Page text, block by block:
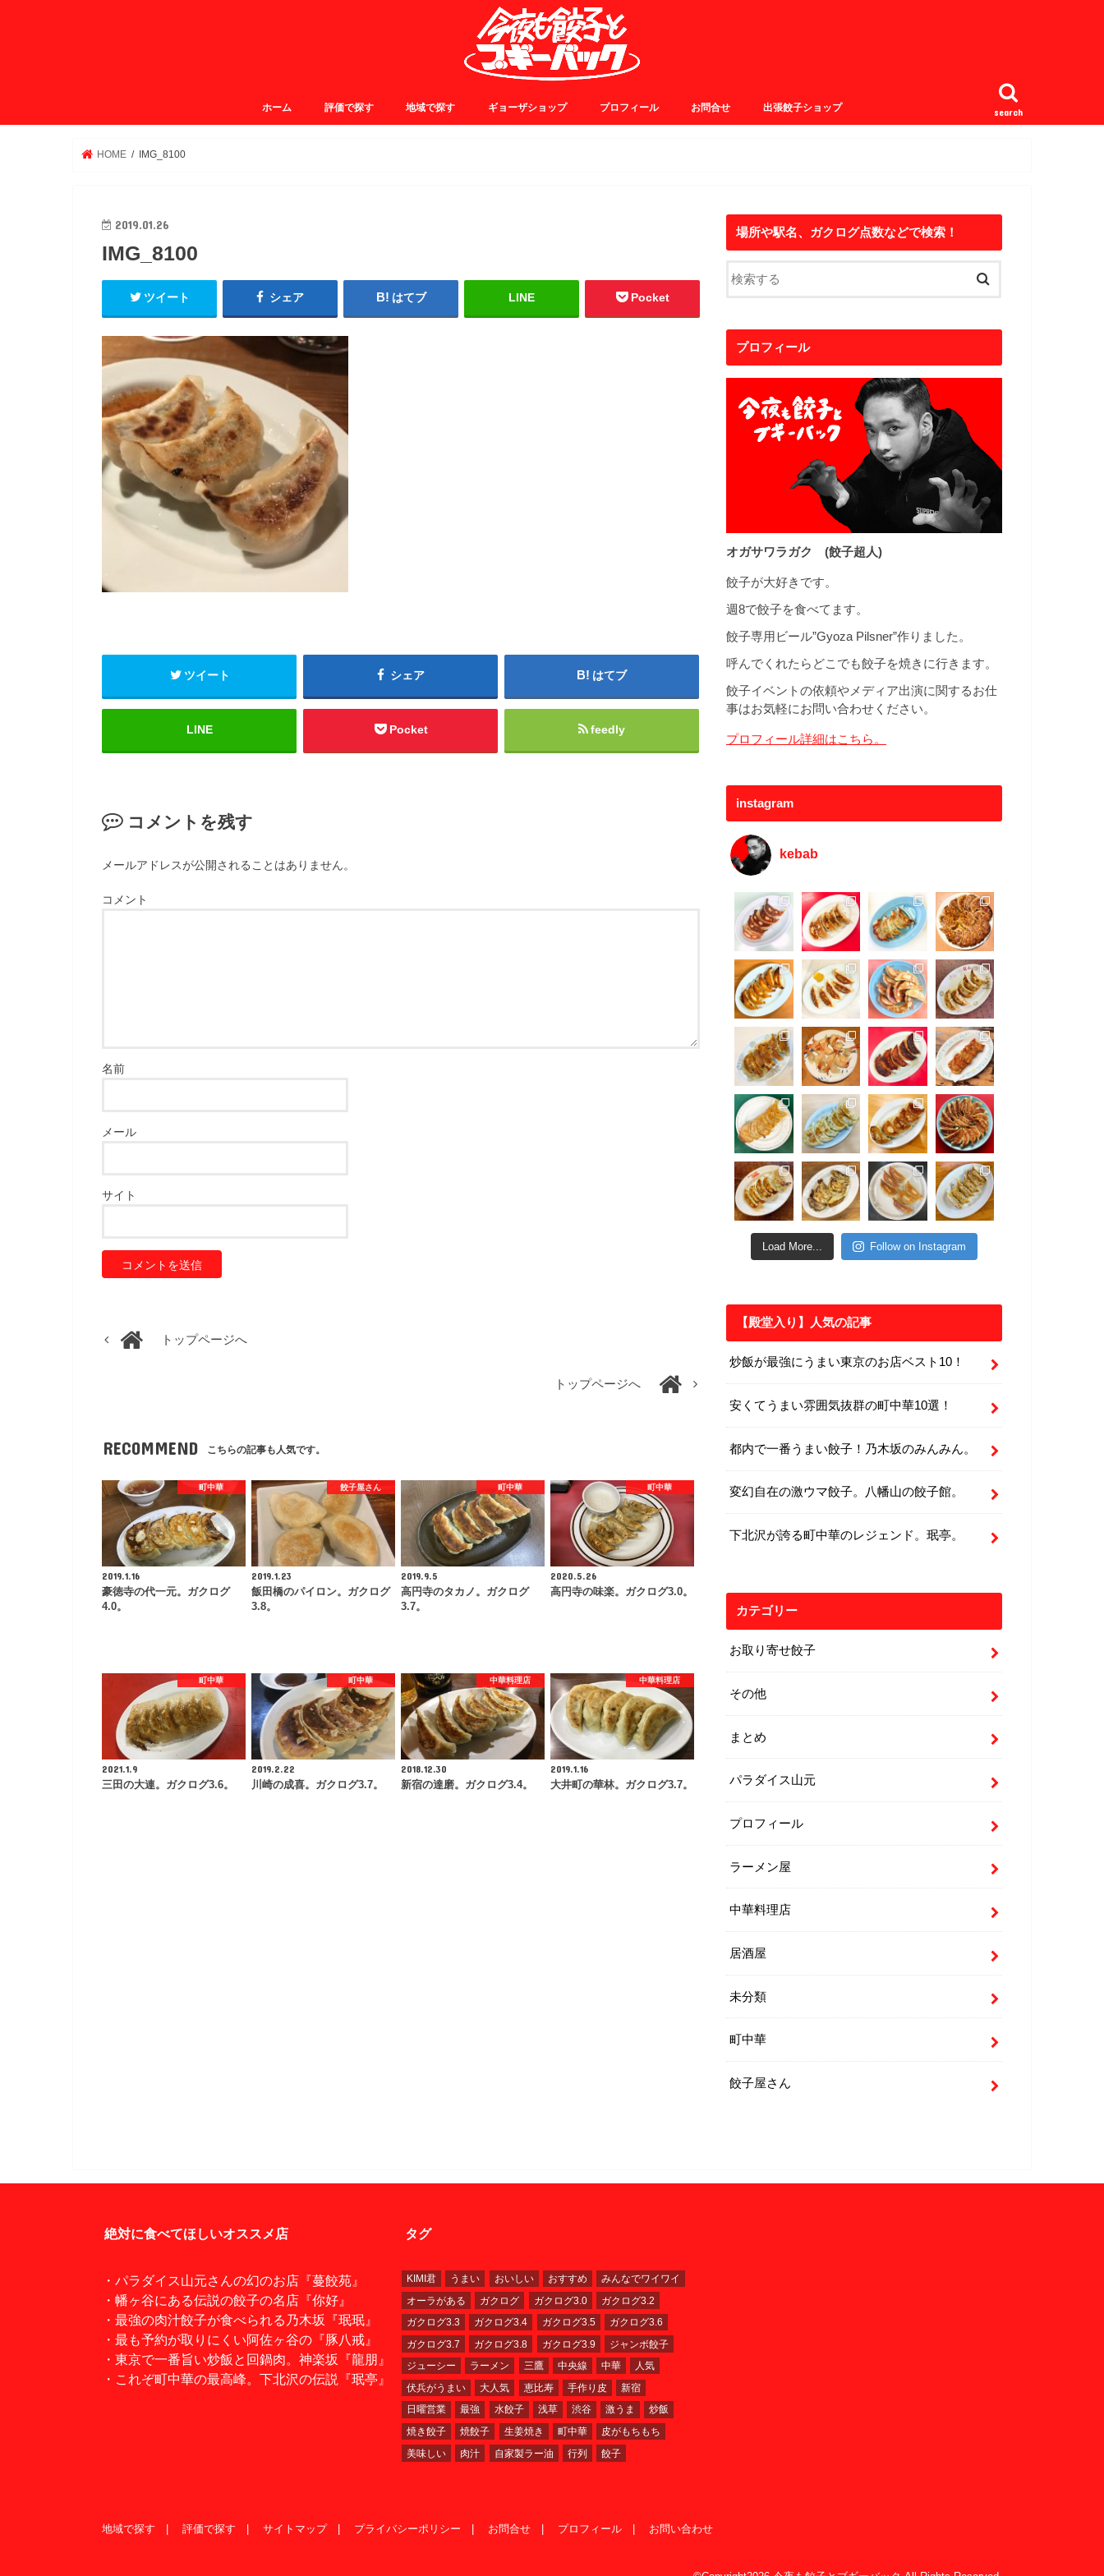
search
ホーム 評価で探す 地域で探す ギョーザショップ プロフィール お問合せ 出張餃子ショップ
HOME IMG_8100
2019.01.26
IMG_8100
ツイート シェア はてブ LINE Pocket
ツイート シェア はてブ
LINE Pocket feedly
コメントを残す
メールアドレスが公開されることはありません。
コメント
名前
メール
サイト
トップページへ
トップページへ
RECOMMEND こちらの記事も人気です。
町中華
2019.1.16
豪徳寺の代一元。ガクログ
4.0。
餃子屋さん
2019.1.23
飯田橋のパイロン。ガクログ
3.8。
町中華
2019.9.5
高円寺のタカノ。ガクログ
3.7。
町中華
2020.5.26
高円寺の味楽。ガクログ3.0。
町中華
2021.1.9
三田の大連。ガクログ3.6。
町中華
2019.2.22
川崎の成喜。ガクログ3.7。
中華料理店
2018.12.30
新宿の達磨。ガクログ3.4。
中華料理店
2019.1.16
大井町の華林。ガクログ3.7。
場所や駅名、ガクログ点数などで検索！
プロフィール
オガサワラガク (餃子超人)
餃子が大好きです。
週8で餃子を食べてます。
餃子専用ビール”Gyoza Pilsner”作りました。
呼んでくれたらどこでも餃子を焼きに行きます。
餃子イベントの依頼やメディア出演に関するお仕
事はお気軽にお問い合わせください。
プロフィール詳細はこちら。
instagram
kebab
Load More... Follow on Instagram
【殿堂入り】人気の記事
炒飯が最強にうまい東京のお店ベスト10！
安くてうまい雰囲気抜群の町中華10選！
都内で一番うまい餃子！乃木坂のみんみん。
変幻自在の激ウマ餃子。八幡山の餃子館。
下北沢が誇る町中華のレジェンド。珉亭。
カテゴリー
お取り寄せ餃子
その他
まとめ
パラダイス山元
プロフィール
ラーメン屋
中華料理店
居酒屋
未分類
町中華
餃子屋さん
絶対に食べてほしいオススメ店
・パラダイス山元さんの幻のお店『蔓餃苑』
・幡ヶ谷にある伝説の餃子の名店『你好』
・最強の肉汁餃子が食べられる乃木坂『珉珉』
・最も予約が取りにくい阿佐ヶ谷の『豚八戒』
・東京で一番旨い炒飯と回鍋肉。神楽坂『龍朋』
・これぞ町中華の最高峰。下北沢の伝説『珉亭』
タグ
KIMI君 うまい おいしい おすすめ
みんなでワイワイ
オーラがある
ガクログ ガクログ3.0
ガクログ3.2
ガクログ3.3
ガクログ3.4 ガクログ3.5
ガクログ3.6
ガクログ3.7
ガクログ3.8 ガクログ3.9
ジャンボ餃子
ジューシー
ラーメン 三鷹 中央線 中華
人気
伏兵がうまい
大人気 恵比寿 手作り皮
新宿
日曜営業
最強 水餃子 浅草 渋谷 激うま
炒飯
焼き餃子
焼餃子 生姜焼き 町中華
皮がもちもち
美味しい
肉汁 自家製ラー油 行列 餃子
地域で探す 評価で探す サイトマップ プライバシーポリシー お問合せ プロフィール お問い合わせ